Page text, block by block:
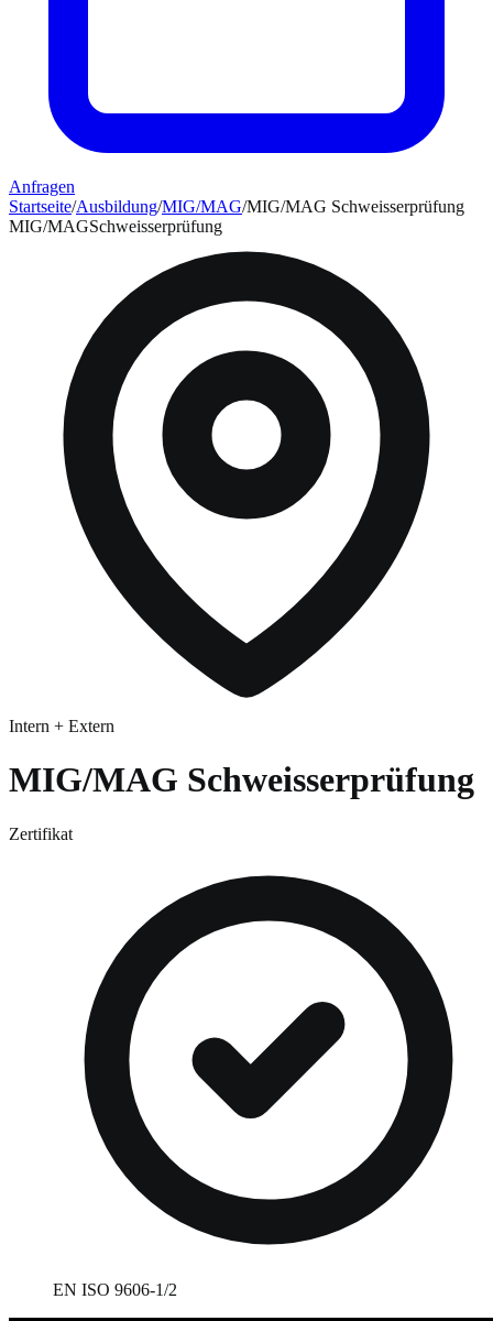
Anfragen
Startseite/Ausbildung/MIG/MAG/MIG/MAG Schweisserprüfung
MIG/MAGSchweisserprüfung
Intern + Extern
MIG/MAG Schweisserprüfung
Zertifikat
EN ISO 9606-1/2